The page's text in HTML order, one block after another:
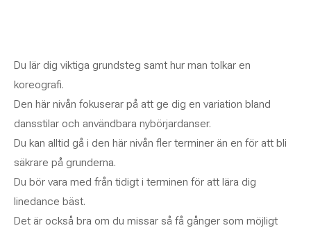
Du lär dig viktiga grundsteg samt hur man tolkar en
koreografi.
Den här nivån fokuserar på att ge dig en variation bland
dansstilar och användbara nybörjardanser.
Du kan alltid gå i den här nivån fler terminer än en för att bli
säkrare på grunderna.
Du bör vara med från tidigt i terminen för att lära dig
linedance bäst.
Det är också bra om du missar så få gånger som möjligt